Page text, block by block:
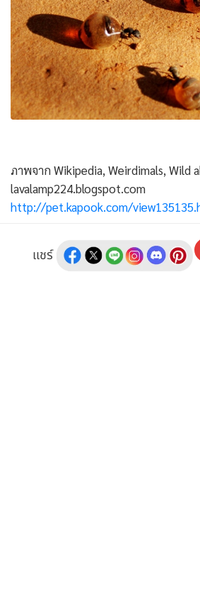
ภาพจาก Wikipedia, Weirdimals, Wild
lavalamp224.blogspot.com
http://pet.kapook.com/
แชร์